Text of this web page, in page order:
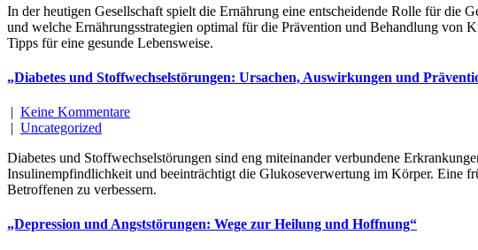
In der heutigen Gesellschaft spielt die Ernährung eine entscheidende Rolle für die
und welche Ernährungsstrategien optimal für die Prävention und Behandlung von
Tipps für eine gesunde Lebensweise.
„Diabetes und Stoffwechselstörungen: Ursachen, Auswirkungen und
| Keine Kommentare
| Uncategorized
Diabetes und Stoffwechselstörungen sind eng miteinander verbundene
Insulinempfindlichkeit und beeinträchtigt die Glukoseverwertung im Körper. Eine
Betroffenen zu verbessern.
„Depression und Angststörungen: Wege zur Heilung und Hoffnung“